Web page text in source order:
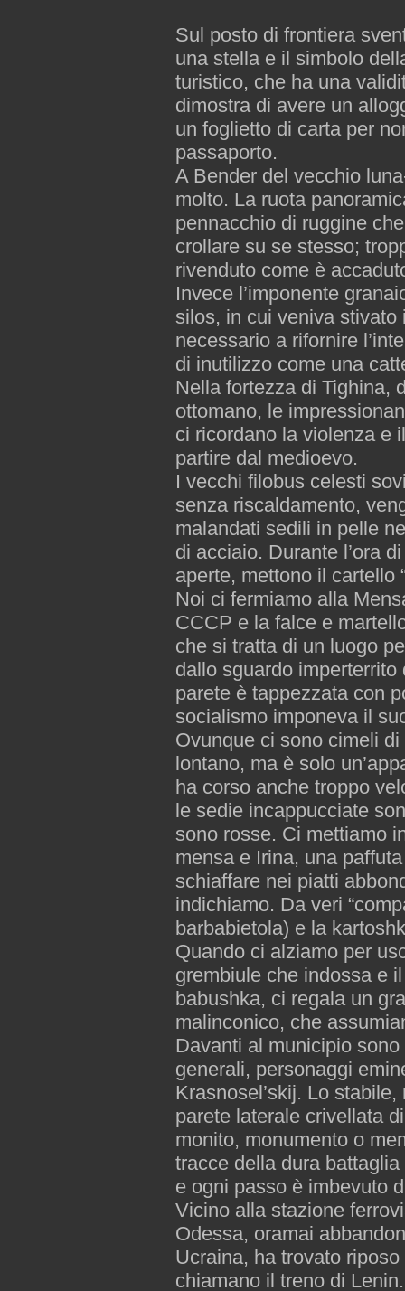
Sul posto di frontiera
una stella e il simbolo
turistico, che ha una
dimostra di avere un
un foglietto di carta per
passaporto.
A Bender del vecchio
molto. La ruota
pennacchio di ruggine
crollare su se stesso;
rivenduto come è
Invece l’imponente
silos, in cui veniva stivato
necessario a rifornire
di inutilizzo come una
Nella fortezza di Tighina,
ottomano, le
ci ricordano la violenza e
partire dal medioevo.
I vecchi filobus celesti
senza riscaldamento,
malandati sedili in pelle
di acciaio. Durante l’ora
aperte, mettono il cartello
Noi ci fermiamo alla
CCCP e la falce e
che si tratta di un luogo
dallo sguardo
parete è tappezzata con
socialismo imponeva il
Ovunque ci sono cimeli
lontano, ma è solo
ha corso anche troppo
le sedie incappucciate
sono rosse. Ci mettiamo
mensa e Irina, una
schiaffare nei piatti
indichiamo. Da veri
barbabietola) e la
Quando ci alziamo per
grembiule che indossa e
babushka, ci regala un
malinconico, che
Davanti al municipio
generali, personaggi
Krasnosel’skij. Lo
parete laterale crivellata
monito, monumento o
tracce della dura
e ogni passo è imbevuto
Vicino alla stazione
Odessa, oramai
Ucraina, ha trovato
chiamano il treno di